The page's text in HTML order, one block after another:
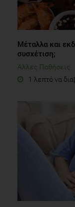
Μέταλλα και
συσχέτιση;
Άλλες Παθήσεις
1 λεπτό να